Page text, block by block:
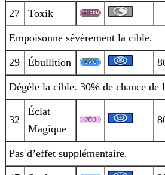
27 Toxik
Empoisonne sévèrement la cible.
29 Ébullition
Dégèle la cible. 30% de chance de
32
Éclat
Magique
Pas d’effet supplémentaire.